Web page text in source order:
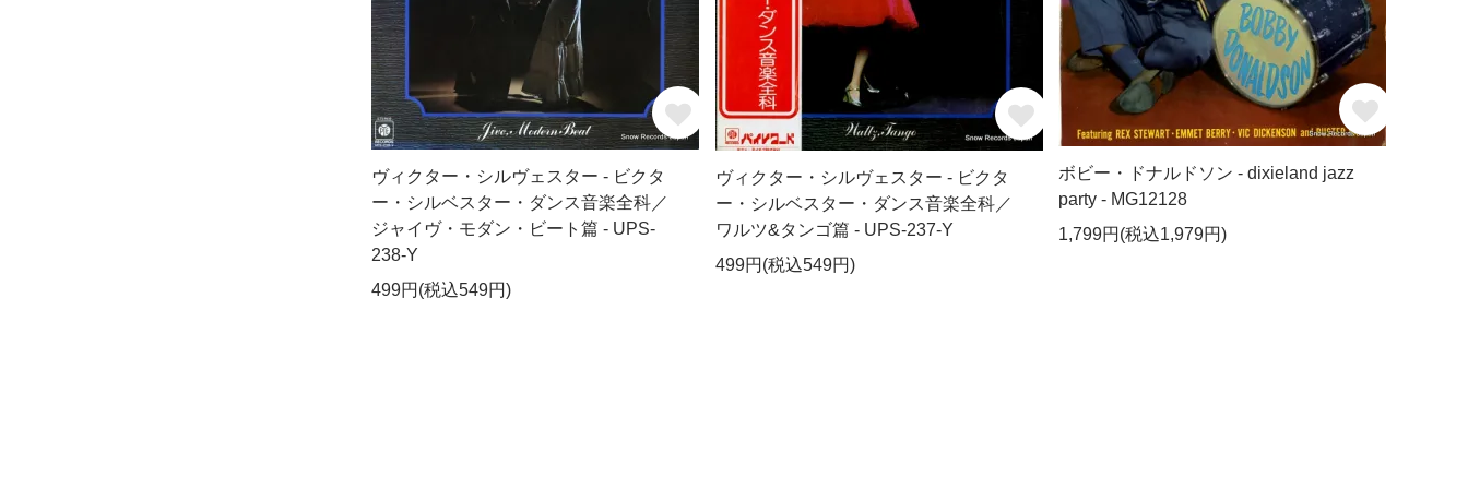
ヴィクター・シルヴェスター - ビクタ
ー・シルベスター・ダンス音楽全科／
ジャイヴ・モダン・ビート篇 - UPS-
238-Y
499円(税込549円)
ヴィクター・シルヴェスター - ビクタ
ー・シルベスター・ダンス音楽全科／
ワルツ&タンゴ篇 - UPS-237-Y
499円(税込549円)
ボビー・ドナルドソン - dixieland jazz
party - MG12128
1,799円(税込1,979円)